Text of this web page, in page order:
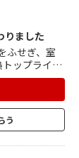
りました
ふせぎ、室
ップライト
能で 寒冷地
。 ■ア
建築物に採
固定式トッ
省エネ効果
う